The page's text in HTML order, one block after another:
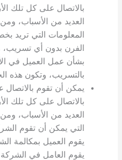
بالاتصال على كل تلك
العديد من الأسباب،
المعلومات التي تريد
الفرن بدون أي تسريب،
بشأن عمل العميل في
بالتسريب، وتكون هذه
يمكن أن تقوم
بالاتصال على كل تلك
العديد من الأسباب،
التي يمكن أن تقوم
يقوم العميل بمكالمة
يقوم العامل في